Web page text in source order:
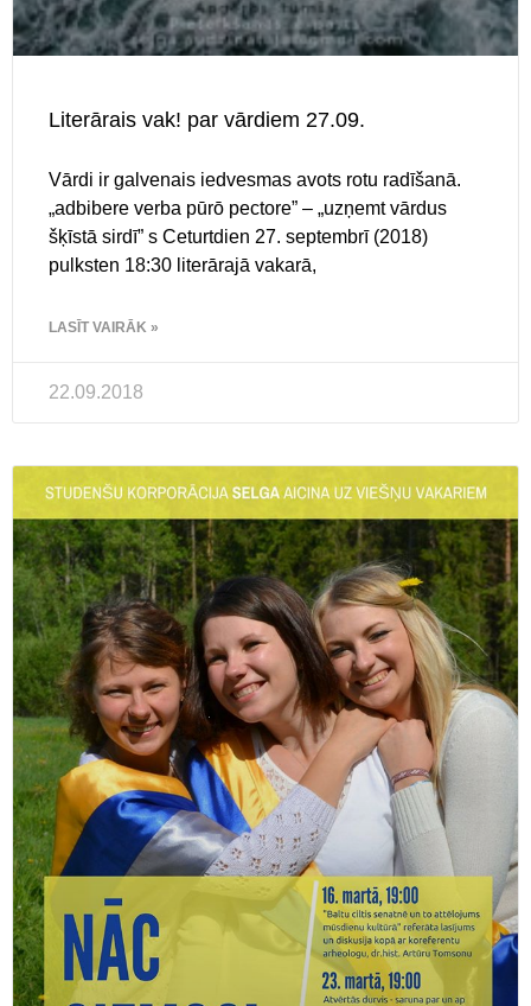
Literārais vak! par vārdiem 27.09.
Vārdi ir galvenais iedvesmas avots rotu radīšanā.
„adbibere verba pūrō pectore” – „uzņemt vārdus
šķīstā sirdī” s Ceturtdien 27. septembrī (2018)
pulksten 18:30 literārajā vakarā,
LASĪT VAIRĀK »
22.09.2018